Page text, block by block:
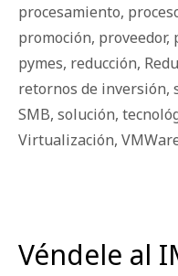
procesamiento,
promoción, proveedor,
pymes, reducción,
retornos de inversión,
SMB, solución,
Virtualización,
Véndele al